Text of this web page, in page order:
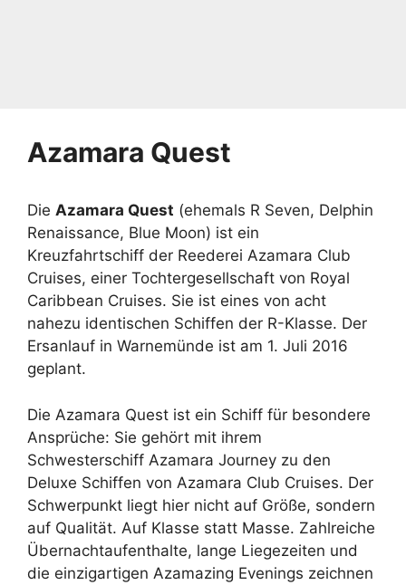
Azamara Quest
Die Azamara Quest (ehemals R Seven, Delphin
Renaissance, Blue Moon) ist ein
Kreuzfahrtschiff der Reederei Azamara Club
Cruises, einer Tochtergesellschaft von Royal
Caribbean Cruises. Sie ist eines von acht
nahezu identischen Schiffen der R-Klasse. Der
Ersanlauf in Warnemünde ist am 1. Juli 2016
geplant.
Die Azamara Quest ist ein Schiff für besondere
Ansprüche: Sie gehört mit ihrem
Schwesterschiff Azamara Journey zu den
Deluxe Schiffen von Azamara Club Cruises. Der
Schwerpunkt liegt hier nicht auf Größe, sondern
auf Qualität. Auf Klasse statt Masse. Zahlreiche
Übernachtaufenthalte, lange Liegezeiten und
die einzigartigen Azamazing Evenings zeichnen